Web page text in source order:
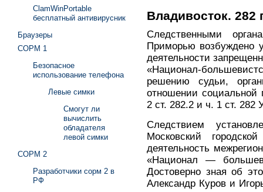
Владивосток. 282
Следственными
Приморью возбуждено
деятельности
«Национал-
решению судьи,
отношении социальной
2 ст. 282.2 и ч. 1 ст. 282
Следствием
Московский
деятельность
«Национал —
Достоверно зная об
Александр Куров и
ClamWinPortable
бесплатный антивирусник
Браузеры
СОРМ 1
Безопасное
использование телефона
Левые симки
Смогут ли
вычислить
обладателя
левой симки
СОРМ 2
Разработчики сорм 2 в
РФ